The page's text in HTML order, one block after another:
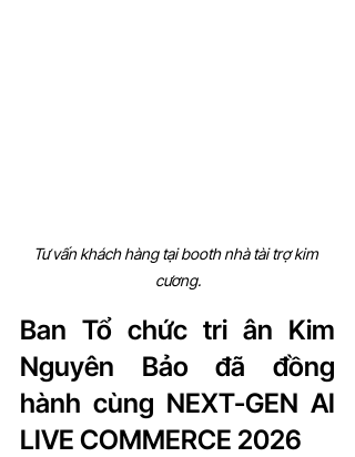
Tư vấn khách hàng tại booth nhà tài trợ kim
cương.
Ban Tổ chức tri ân Kim
Nguyên Bảo đã đồng
hành cùng NEXT-GEN AI
LIVE COMMERCE 2026